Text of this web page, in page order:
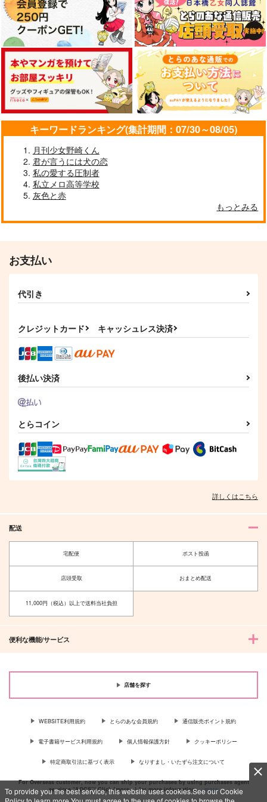
To provide you the best service, this website uses cookies.See our Cookie
サンプル
作品詳細
サンプル
作品詳細
キーワードランキング(集計期間：07/30～08/05)
月刊少女野崎くん
君が言うには犬の恋
私の愛する圧制者
私立メロ高等学校
灰色と赤
もっとみる
お支払い
代引き
クレジットカード キャッシュレス決済
後払い決済
とらコイン
詳しくはこちら
配送
宅配便 ポスト投函
店頭受取 おまとめ配送
11,000円（税込）以上で送料当社負担
便利な機能/サービス
店舗を探す
WEBSITE利用規約 とらのあな会員規約 通信販売ポイント規約
電子書籍サービス利用規約 個人情報保護方針 クッキーポリシー
特定商取引法に基づく表示 なりすまし・いたずら注文について
For Overseas customer, now you can ship your purchases by using purchases agent
services “AOCS”! Click {more…} for more information …more